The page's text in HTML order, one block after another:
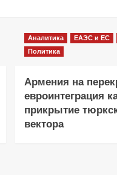
Аналитика ЕАЭС и ЕС
Политика
Армения на
евроинтеграция
прикрытие
вектора